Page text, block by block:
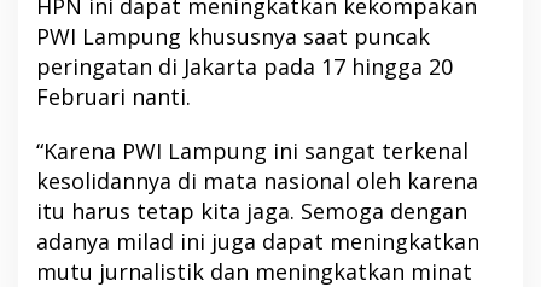
PWI Lampung khususnya saat puncak
peringatan di Jakarta pada 17 hingga 20
Februari nanti.
“Karena PWI Lampung ini sangat terkenal
kesolidannya di mata nasional oleh karena
itu harus tetap kita jaga. Semoga dengan
adanya milad ini juga dapat meningkatkan
mutu jurnalistik dan meningkatkan minat